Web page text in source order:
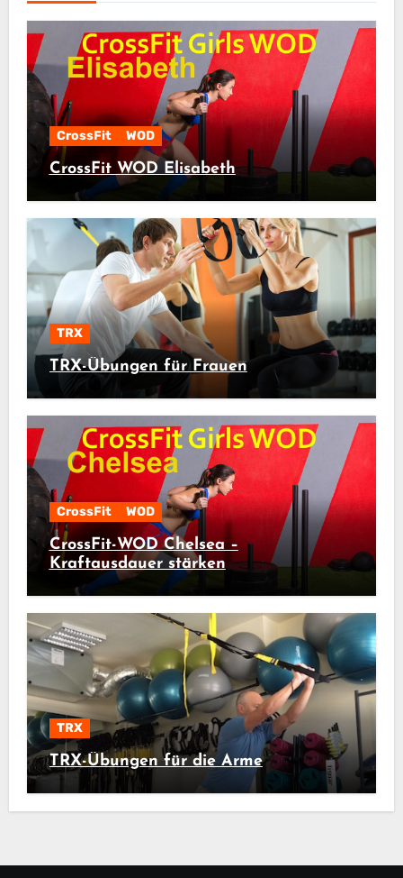
CrossFit WOD
CrossFit WOD Elisabeth
TRX
TRX-Übungen für Frauen
CrossFit WOD
CrossFit-WOD Chelsea –
Kraftausdauer stärken
TRX
TRX-Übungen für die Arme